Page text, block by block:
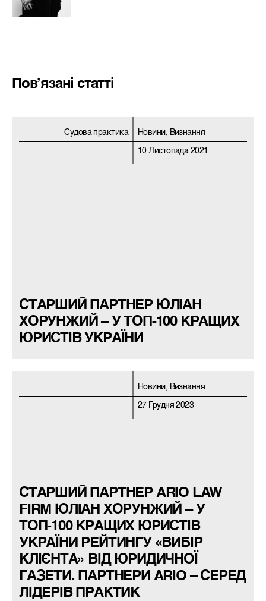
Пов’язані статті
Судова практика Новини, Визнання
10 Листопада 2021
СТАРШИЙ ПАРТНЕР ЮЛІАН
ХОРУНЖИЙ – У ТОП-100 КРАЩИХ
ЮРИСТІВ УКРАЇНИ
Новини, Визнання
27 Грудня 2023
СТАРШИЙ ПАРТНЕР ARIO LAW
FIRM ЮЛІАН ХОРУНЖИЙ – У
ТОП-100 КРАЩИХ ЮРИСТІВ
УКРАЇНИ РЕЙТИНГУ «ВИБІР
КЛІЄНТА» ВІД ЮРИДИЧНОЇ
ГАЗЕТИ. ПАРТНЕРИ ARIO – СЕРЕД
ЛІДЕРІВ ПРАКТИК